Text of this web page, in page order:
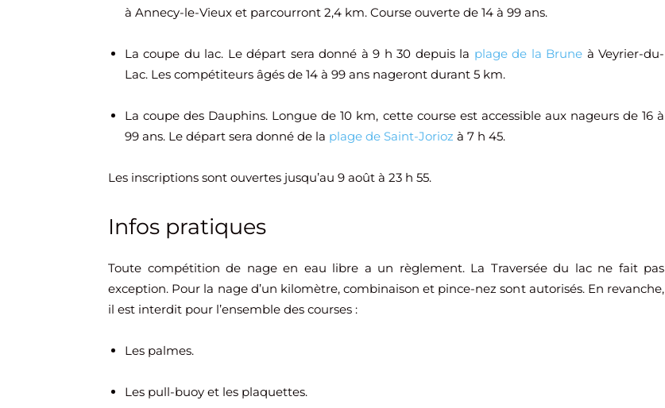
à Annecy-le-Vieux et parcourront 2,4 km. Course ouverte de 14 à 99 ans.
La coupe du lac. Le départ sera donné à 9 h 30 depuis la plage de la Brune à Veyrier-du-
Lac. Les compétiteurs âgés de 14 à 99 ans nageront durant 5 km.
La coupe des Dauphins. Longue de 10 km, cette course est accessible aux nageurs de 16 à
99 ans. Le départ sera donné de la plage de Saint-Jorioz à 7 h 45.
Les inscriptions sont ouvertes jusqu’au 9 août à 23 h 55.
Infos pratiques
Toute compétition de nage en eau libre a un règlement. La Traversée du lac ne fait pas
exception. Pour la nage d’un kilomètre, combinaison et pince-nez sont autorisés. En revanche,
il est interdit pour l’ensemble des courses :
Les palmes.
Les pull-buoy et les plaquettes.